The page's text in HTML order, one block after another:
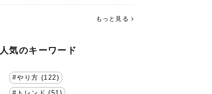
もっと見る
人気のキーワード
やり方 (122)